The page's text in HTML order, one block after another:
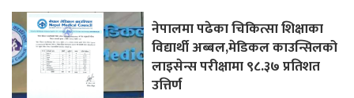
नेपालमा पढेका चिकित्सा शिक्षाका
विद्यार्थी अब्बल,मेडिकल काउन्सिलको
लाइसेन्स परीक्षामा ९८.३७ प्रतिशत
उत्तिर्ण